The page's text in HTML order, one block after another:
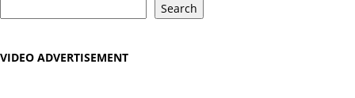
Search
VIDEO ADVERTISEMENT